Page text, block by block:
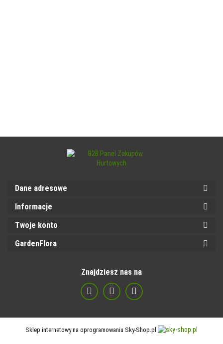
Dane adresowe
Informacje
Twoje konto
GardenFlora
Znajdziesz nas na
Sklep internetowy na oprogramowaniu Sky-Shop.pl